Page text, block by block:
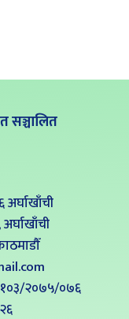
सञ्चालित
अर्घाखाँची
२०७५/०७६